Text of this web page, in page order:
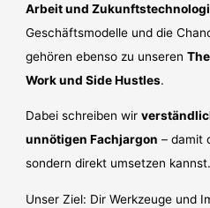
Arbeit und
Geschäftsmodelle und die
gehören ebenso zu unseren
Work und Side Hustles.
Dabei schreiben wir
unnötigen Fachjargon – damit
sondern direkt umsetzen kannst.
Unser Ziel: Dir Werkzeuge und